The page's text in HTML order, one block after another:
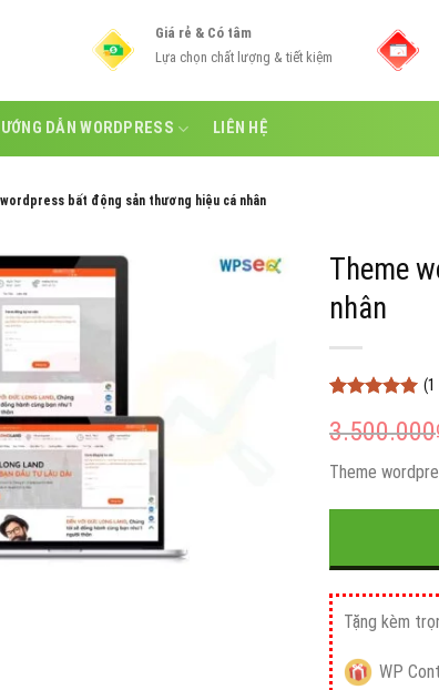
Giá rẻ & Có tâm
Lựa chọn chất lượng & tiết kiệm
DẪN WORDPRESS LIÊN HỆ
bất động sản thương hiệu cá nhân
Theme
nhân
dựa trên
(1
3.500.000
Theme
Tặng kèm
WP